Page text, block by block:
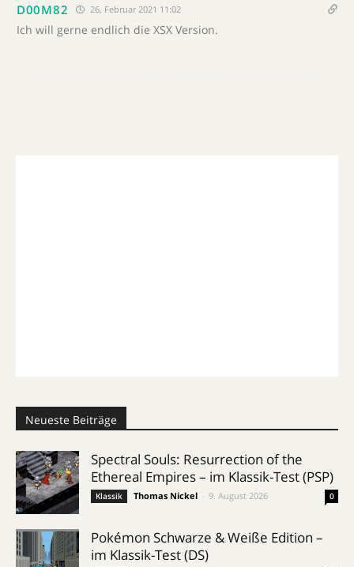
D00M82 26. Februar 2021 11:02
Ich will gerne endlich die XSX Version.
Neueste Beiträge
Spectral Souls: Resurrection of the
Ethereal Empires – im Klassik-Test (PSP)
Klassik Thomas Nickel 9. August 2026 0
Pokémon Schwarze & Weiße Edition –
im Klassik-Test (DS)